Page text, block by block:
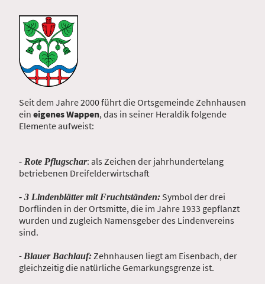
Seit dem Jahre 2000 führt die Ortsgemeinde Zehnhausen
ein eigenes Wappen, das in seiner Heraldik folgende
Elemente aufweist:
- Rote Pflugschar: als Zeichen der jahrhundertelang
betriebenen Dreifelderwirtschaft
- 3 Lindenblätter mit Fruchtständen: Symbol der drei
Dorflinden in der Ortsmitte, die im Jahre 1933 gepflanzt
wurden und zugleich Namensgeber des Lindenvereins
sind.
- Blauer Bachlauf: Zehnhausen liegt am Eisenbach, der
gleichzeitig die natürliche Gemarkungsgrenze ist.